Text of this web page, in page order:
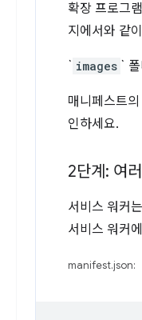
확장 프로그
지에서와 같이
` images `
매니페스트
인하세요.
2단계: 여
서비스 워커
서비스 워커
manifest.json: